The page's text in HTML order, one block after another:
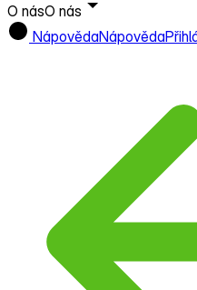
O násO nás
NápovědaNápověda